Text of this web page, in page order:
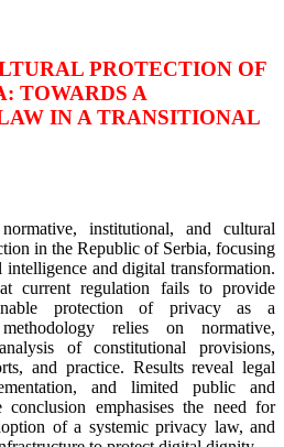
PROTECTION OF
TOWARDS A
IN A TRANSITIONAL
institutional, and cultural
in the Republic of Serbia, focusing
and digital transformation.
current regulation fails to provide
protection of privacy as a
relies on normative,
of constitutional provisions,
and practice. Results reveal legal
and limited public and
conclusion emphasises the need for
of a systemic privacy law, and